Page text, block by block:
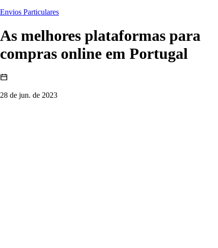
Envios Particulares
As melhores plataformas para
compras online em Portugal
28 de jun. de 2023